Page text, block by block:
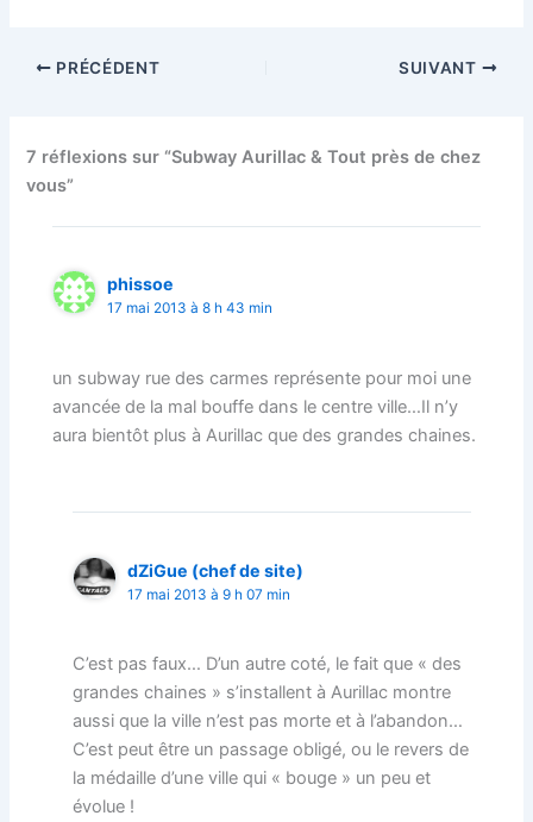
PRÉCÉDENT SUIVANT
7 réflexions sur “Subway Aurillac & Tout près de chez
vous”
phissoe
17 mai 2013 à 8 h 43 min
un subway rue des carmes représente pour moi une
avancée de la mal bouffe dans le centre ville…Il n’y
aura bientôt plus à Aurillac que des grandes chaines.
dZiGue (chef de site)
17 mai 2013 à 9 h 07 min
C’est pas faux… D’un autre coté, le fait que « des
grandes chaines » s’installent à Aurillac montre
aussi que la ville n’est pas morte et à l’abandon…
C’est peut être un passage obligé, ou le revers de
la médaille d’une ville qui « bouge » un peu et
évolue !